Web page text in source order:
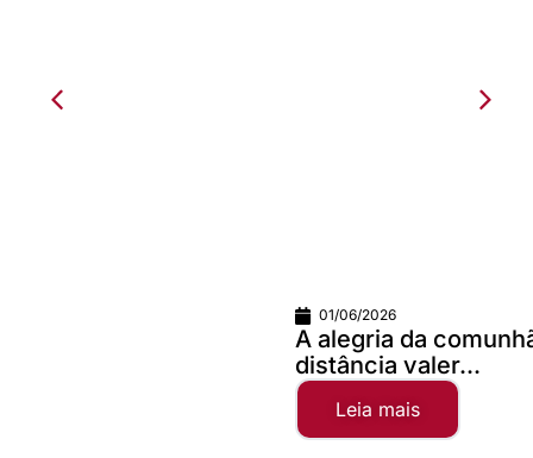
A alegria da comunhão faz qualquer